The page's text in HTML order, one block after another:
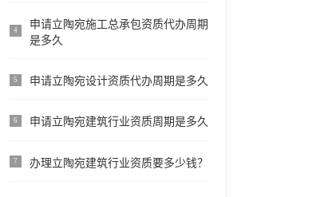
4
申请立陶宛施工总承包资质代办周期
是多久
5 申请立陶宛设计资质代办周期是多久
6 申请立陶宛建筑行业资质周期是多久
7 办理立陶宛建筑行业资质要多少钱？